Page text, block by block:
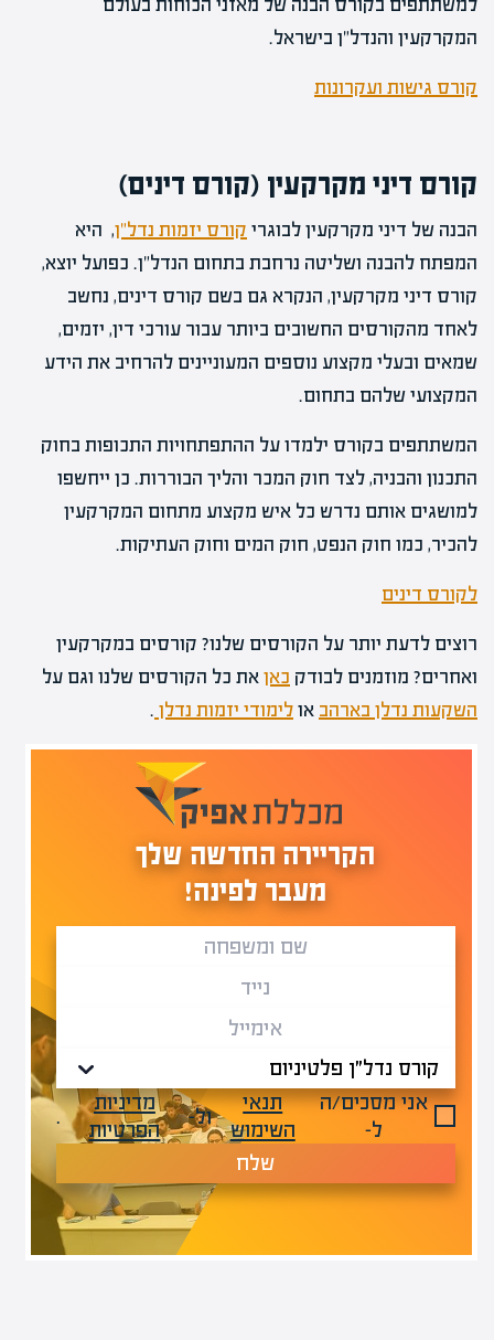
המקרקעין והנדל"ן בישראל.
קורס גישות ועקרונות
קורס דיני מקרקעין (קורס דינים)
הבנה של דיני מקרקעין לבוגרי קורס יזמות נדל"ן, היא
המפתח להבנה ושליטה נרחבת בתחום הנדל"ן. כפועל יוצא,
קורס דיני מקרקעין, הנקרא גם בשם קורס דינים, נחשב
לאחד מהקורסים החשובים ביותר עבור עורכי דין, יזמים,
שמאים ובעלי מקצוע נוספים המעוניינים להרחיב את הידע
המקצועי שלהם בתחום.
המשתתפים בקורס ילמדו על ההתפתחויות התכופות בחוק
התכנון והבניה, לצד חוק המכר והליך הבוררות. כן ייחשפו
למושגים אותם נדרש כל איש מקצוע מתחום המקרקעין
להכיר, כמו חוק הנפט, חוק המים וחוק העתיקות.
לקורס דינים
רוצים לדעת יותר על הקורסים שלנו? קורסים במקרקעין
ואחרים? מוזמנים לבודק כאןאת כל הקורסים שלנו וגם על
השקעות נדלן בארהב אולימודי יזמות נדלן .
הקריירה החדשה שלך
מעבר לפינה!
אני מסכים/ה
ל-
תנאי
השימוש
ול-
מדיניות
הפרטיות
.
שלח